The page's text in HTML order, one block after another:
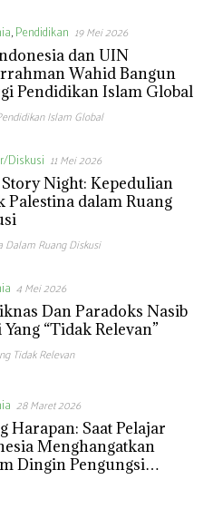
,Pendidikan 19 Mei 2026
dan UIN
Wahid Bangun
Pendidikan Islam Global
Islam Global
Diskusi 11 Mei 2026
Story Night: Kepedulian
Palestina dalam Ruang
Dalam Ruang Diskusi
4 Mei 2026
Dan Paradoks Nasib
“Tidak Relevan”
Tidak Relevan
28 Maret 2026
Harapan: Saat Pelajar
Menghangatkan
Dingin Pengungsi